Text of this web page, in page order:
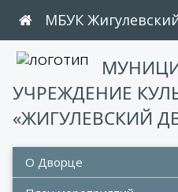
МБУК
УЧРЕЖДЕНИЕ
«ЖИГУЛЕВСКИЙ
О Дворце